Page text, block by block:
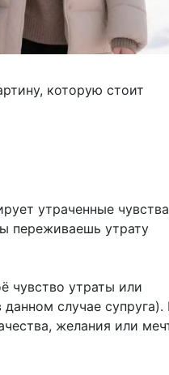
которую стоит
утраченные
переживаешь утрату
чувство утраты или
данном случае
желания или